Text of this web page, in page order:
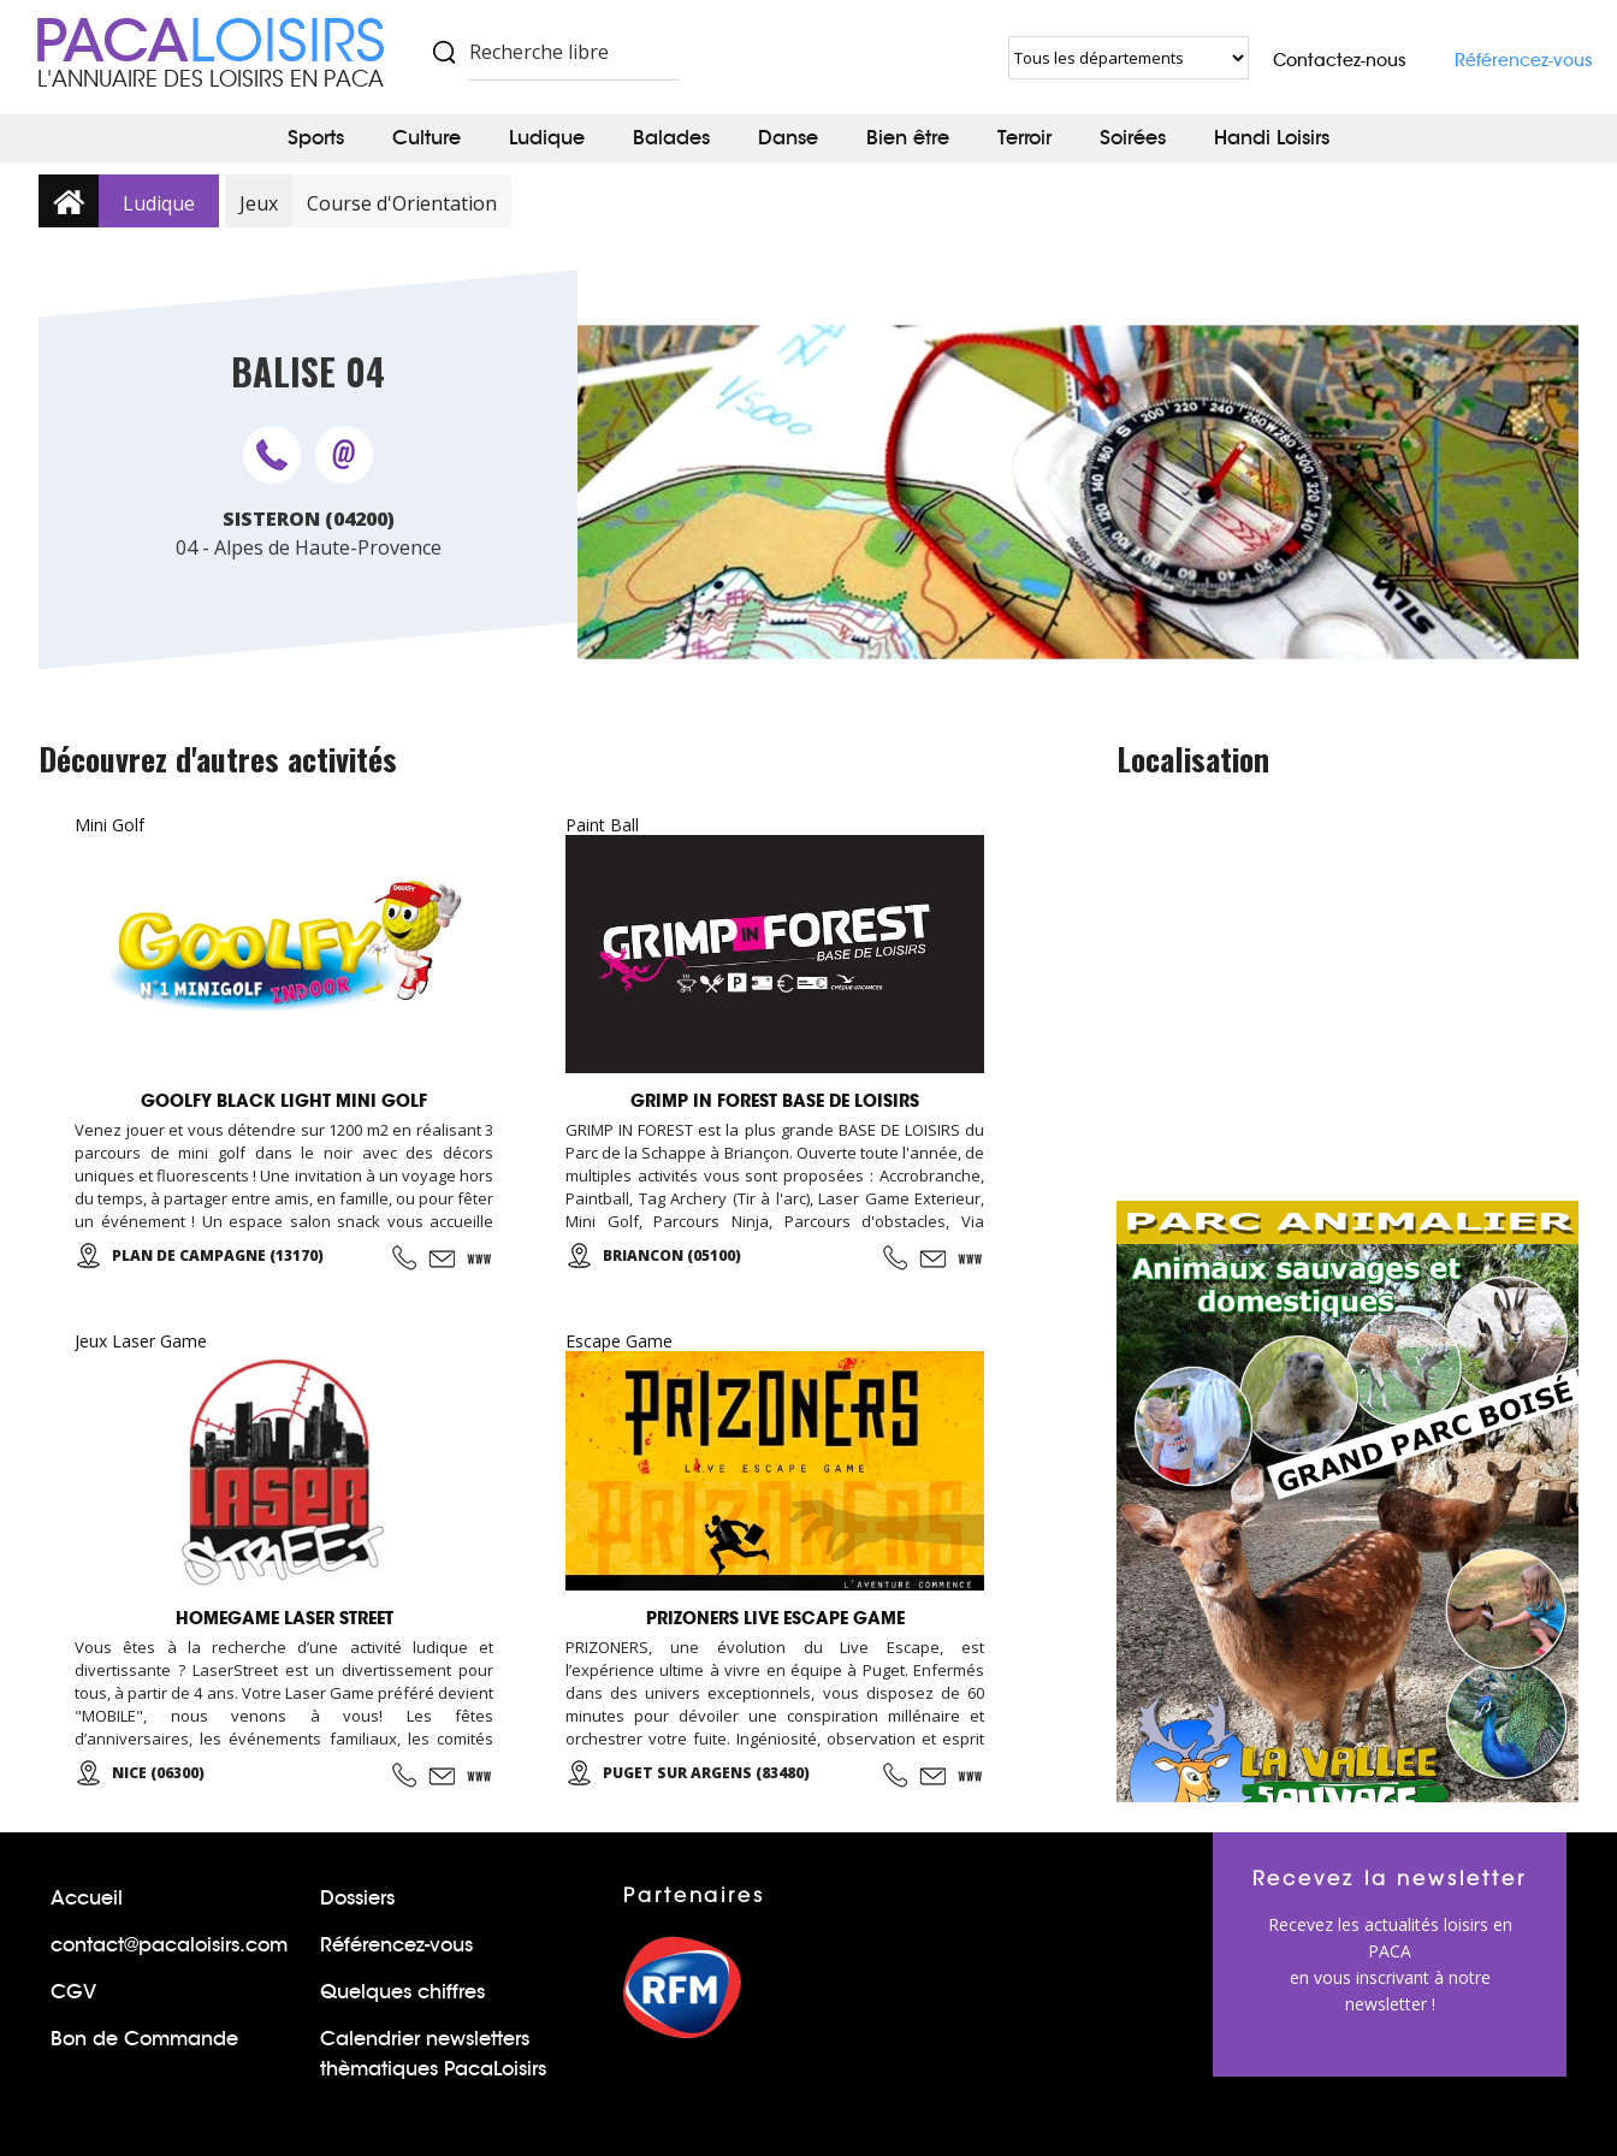
PACALOISIRS
L'ANNUAIRE DES LOISIRS EN PACA
Contactez-nous Référencez-vous
Sports Culture Ludique Balades Danse Bien être Terroir Soirées Handi Loisirs
Ludique Jeux Course d'Orientation
BALISE 04
SISTERON (04200)
04 - Alpes de Haute-Provence
Découvrez d'autres activités
Mini Golf
GOOLFY BLACK LIGHT MINI GOLF
Venez jouer et vous détendre sur 1200 m2 en réalisant 3
parcours de mini golf dans le noir avec des décors
uniques et fluorescents ! Une invitation à un voyage hors
du temps, à partager entre amis, en famille, ou pour fêter
un événement ! Un espace salon snack vous accueille
également avec des boissons, confiseries, desserts,
crêpes, tapas et cocktails ... Tous les vendredis de 18h00
PLAN DE CAMPAGNE (13170)
Paint Ball
GRIMP IN FOREST BASE DE LOISIRS
GRIMP IN FOREST est la plus grande BASE DE LOISIRS du
Parc de la Schappe à Briançon. Ouverte toute l'année, de
multiples activités vous sont proposées : Accrobranche,
Paintball, Tag Archery (Tir à l'arc), Laser Game Exterieur,
Mini Golf, Parcours Ninja, Parcours d'obstacles, Via
ferrata, chasse aux trésors (chasse aux indices),
Biathlon... De l'aventure, des émotions, des moments
building, anniversaire, soirée nocturne privative, EVG,
EVJF...).
BRIANCON (05100)
Jeux Laser Game
HOMEGAME LASER STREET
Vous êtes à la recherche d’une activité ludique et
divertissante ? LaserStreet est un divertissement pour
tous, à partir de 4 ans. Votre Laser Game préféré devient
"MOBILE", nous venons à vous! Les fêtes
d’anniversaires, les événements familiaux, les comités
d’entreprises, les manifestations sportives,... Contactez-
nous !
NICE (06300)
Escape Game
PRIZONERS LIVE ESCAPE GAME
PRIZONERS, une évolution du Live Escape, est
l’expérience ultime à vivre en équipe à Puget. Enfermés
dans des univers exceptionnels, vous disposez de 60
minutes pour dévoiler une conspiration millénaire et
orchestrer votre fuite. Ingéniosité, observation et esprit
d'équipe seront vos seules armes pour triompher ! Des
décors exceptionnels créés par des professionnels du
PUGET SUR ARGENS (83480)
Localisation
Accueil
Dossiers
contact@pacaloisirs.com
Référencez-vous
CGV
Quelques chiffres
Bon de Commande
Calendrier newsletters
thèmatiques PacaLoisirs
Partenaires
Recevez la newsletter
Recevez les actualités loisirs en
PACA
en vous inscrivant à notre
newsletter !